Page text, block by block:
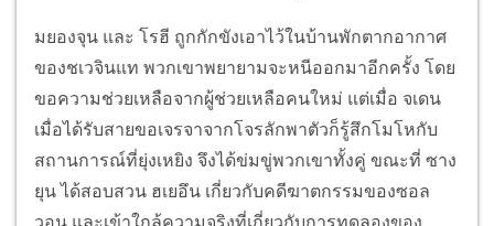
มยองจุน และ โรฮี ถูกกักขังเอาไว้ในบ้านพักตากอากาศ
ของชเวจินแท พวกเขาพยายามจะหนีออกมาอีกครั้ง โดย
ขอความช่วยเหลือจากผู้ช่วยเหลือคนใหม่ แต่เมื่อ จเดน
เมื่อได้รับสายขอเจรจาจากโจรลักพาตัวก็รู้สึกโมโหกับ
สถานการณ์ที่ยุ่งเหยิง จึงได้ข่มขู่พวกเขาทั้งคู่ ขณะที่ ซาง
ยุน ได้สอบสวน ฮเยอึน เกี่ยวกับคดีฆาตกรรมของซอล